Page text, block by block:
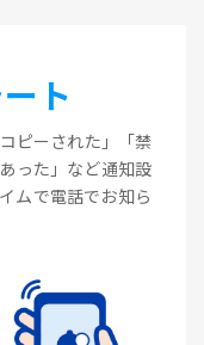
ト
ピーされた」「禁
った」など通知設
ムで電話でお知ら